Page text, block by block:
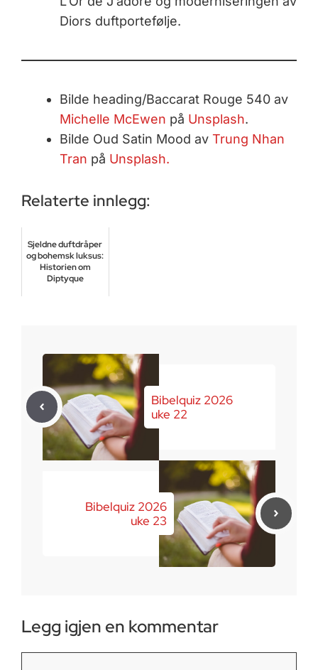
Diors duftportefølje.
Bilde heading/Baccarat Rouge 540 av
Michelle McEwen på Unsplash.
Bilde Oud Satin Mood av Trung Nhan
Tran på Unsplash.
Relaterte innlegg:
Sjeldne duftdråper
og bohemsk luksus:
Historien om
Diptyque
Bibelquiz 2026
uke 22
Bibelquiz 2026
uke 23
Legg igjen en kommentar